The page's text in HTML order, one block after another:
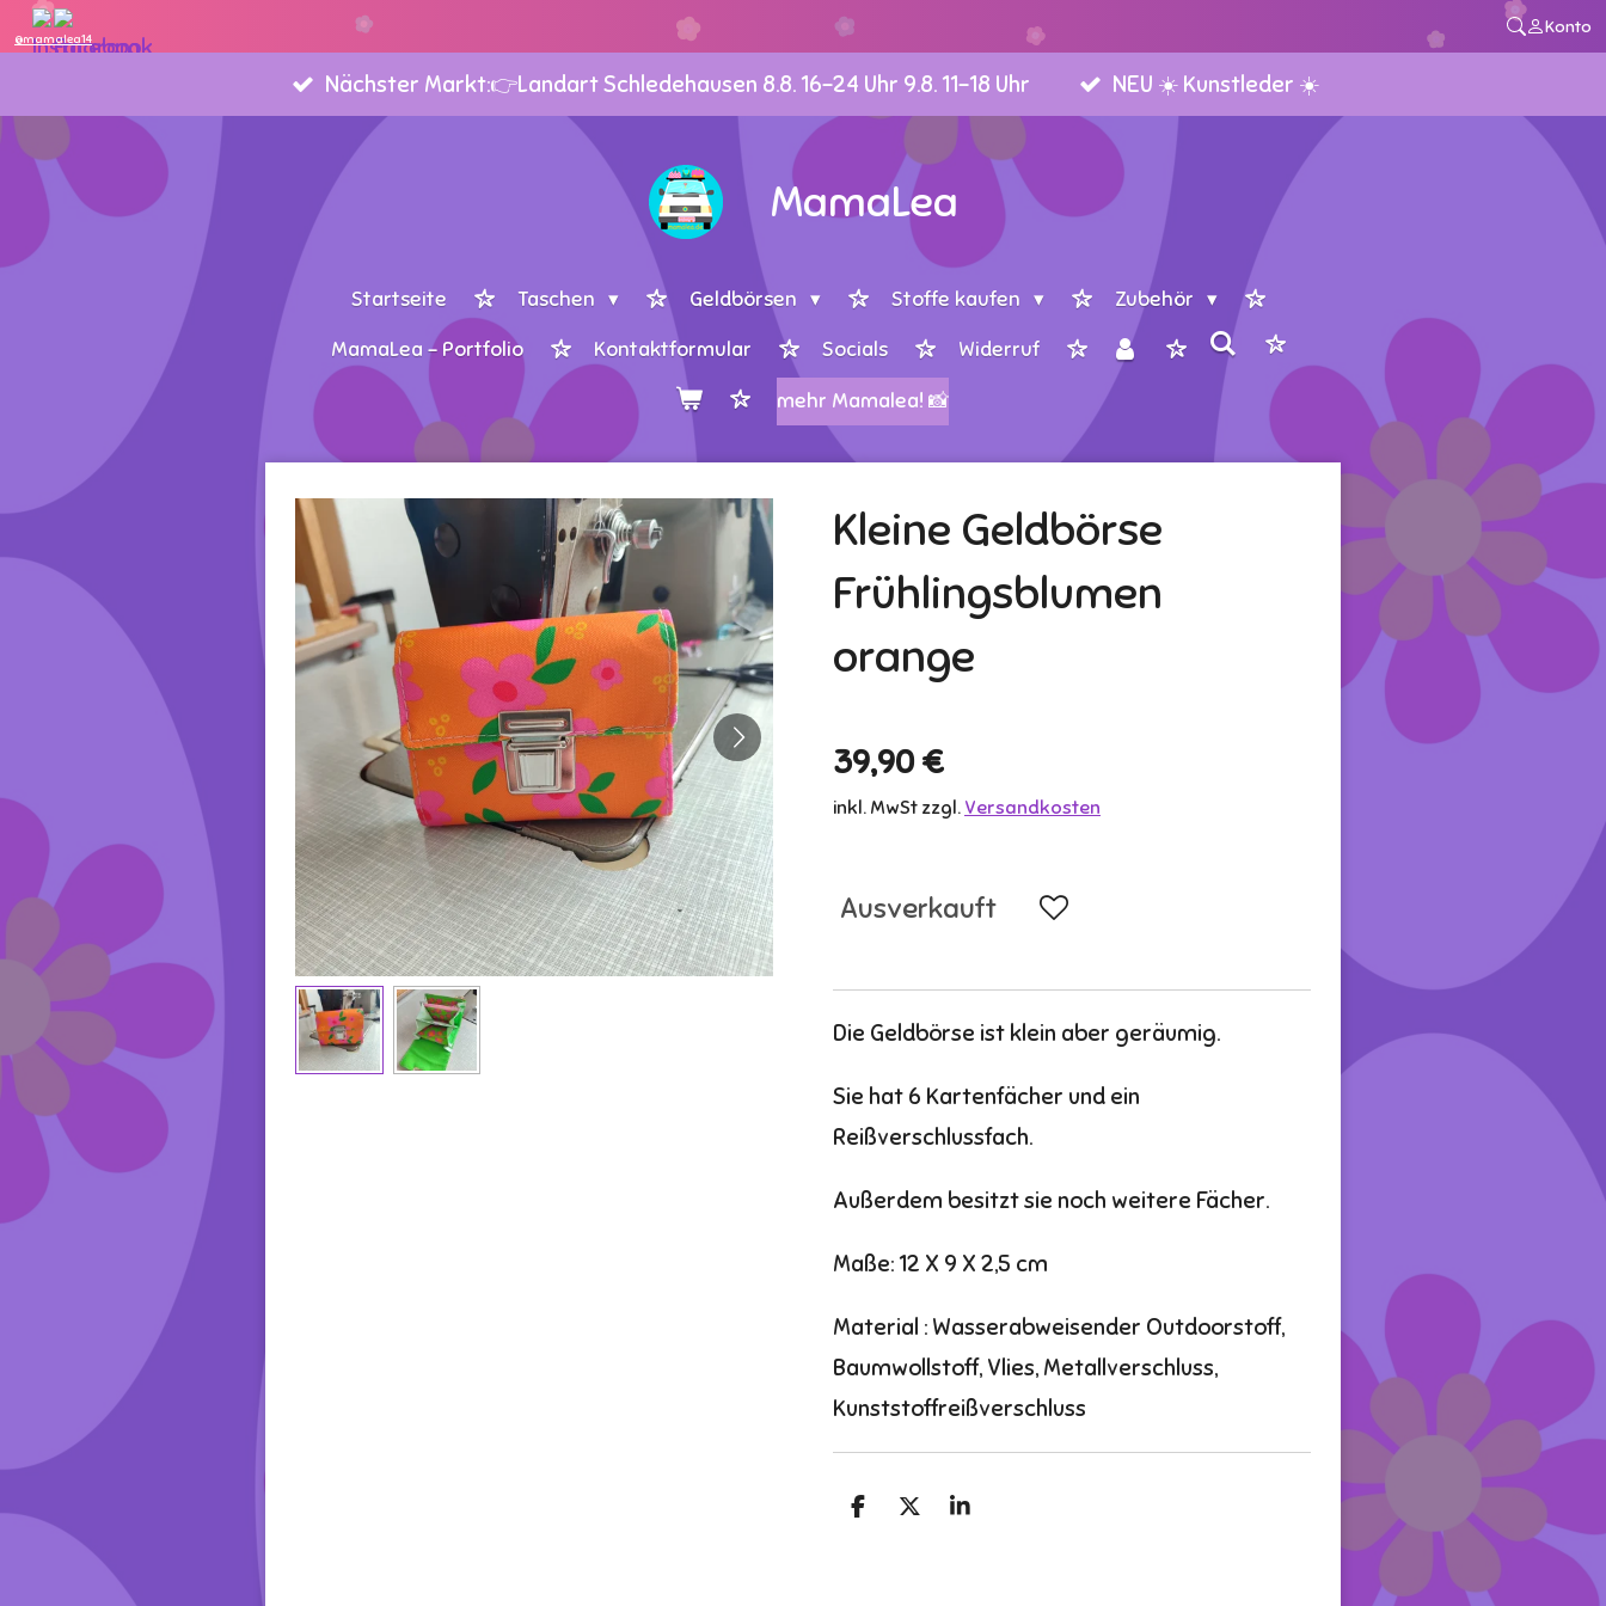
@mamalea14
Konto
Zum
springen
Nächster Markt:👉Landart Schledehausen 8.8. 16-24 Uhr 9.8. 11-18 Uhr NEU ☀️ Kunstleder ☀️
MamaLea
Startseite Taschen Geldbörsen Stoffe kaufen
Zubehör
MamaLea - Portfolio
Kontaktformular Socials Widerruf
mehr Mamalea! 📸
Kleine Geldbörse
Frühlingsblumen
orange
39,90 €
inkl. MwSt zzgl. Versandkosten
Ausverkauft
Die Geldbörse ist klein aber geräumig.
Sie hat 6 Kartenfächer und ein
Reißverschlussfach.
Außerdem besitzt sie noch weitere Fächer.
Maße: 12 X 9 X 2,5 cm
Material : Wasserabweisender Outdoorstoff,
Baumwollstoff, Vlies, Metallverschluss,
Kunststoffreißverschluss
T
T
T